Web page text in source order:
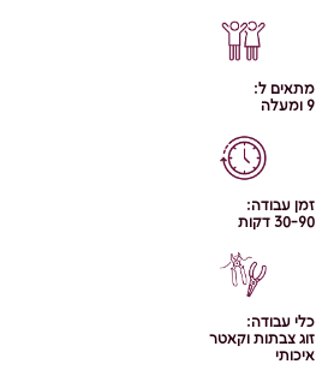
מתאים ל:
9 ומעלה
זמן עבודה:
30-90 דקות
כלי עבודה:
זוג צבתות וקאטר
איכותי